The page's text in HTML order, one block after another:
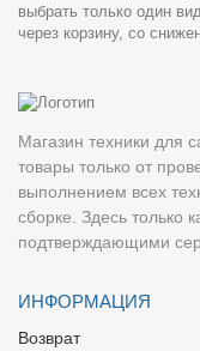
выбрать только один
через корзину, со
Магазин техники для
товары только от
выполнением всех
сборке. Здесь только
подтверждающими
ИНФОРМАЦИЯ
Возврат